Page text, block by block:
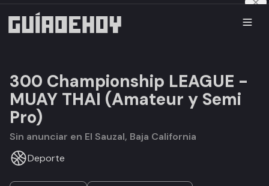
300 Championship LEAGUE -
MUAY THAI (Amateur y Semi
Pro)
Sin anunciar en El Sauzal, Baja California
Deporte